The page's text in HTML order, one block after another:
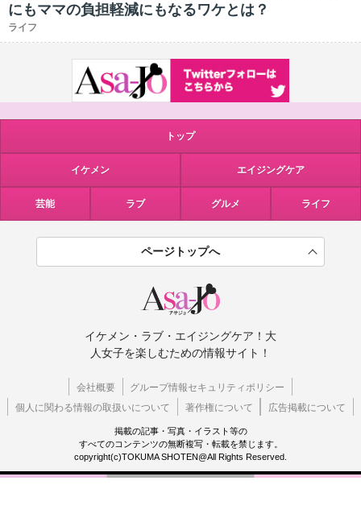
にもママの負担軽減にもなるワケとは？
ライフ
トップ
イケメン エイジングケア
芸能 ラブ グルメ ライフ
ページトップへ
イケメン・ラブ・エイジングケア！大
人女子を楽しむための情報サイト！
会社概要
グループ情報セキュリティポリシー
個人に関わる情報の取扱いについて
著作権について 広告掲載について
掲載の記事・写真・イラスト等の
すべてのコンテンツの無断複写・転載を禁じます。
copyright(c)TOKUMA SHOTEN@All Rights Reserved.